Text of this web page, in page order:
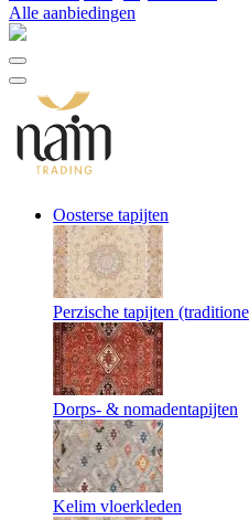
Alle aanbiedingen
Oosterse tapijten
Perzische tapijten
Dorps- & nomadentapijten
Kelim vloerkleden